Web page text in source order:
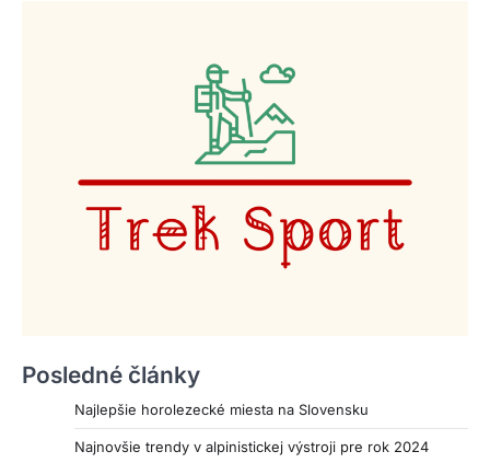
Posledné články
Najlepšie horolezecké miesta na Slovensku
Najnovšie trendy v alpinistickej výstroji pre rok 2024